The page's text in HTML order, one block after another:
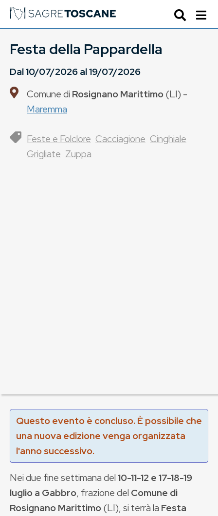
Festa della Pappardella
Dal10/07/2026al19/07/2026
Comune di Rosignano Marittimo(LI) -
Maremma
Feste e Folclore Cacciagione Cinghiale
Grigliate Zuppa
Questo evento è concluso. È possibile che
una nuova edizione venga organizzata
l'anno successivo.
Nei due fine settimana del10-11-12 e 17-18-19
luglioa Gabbro, frazione del Comune di
Rosignano Marittimo(LI), si terrà la Festa